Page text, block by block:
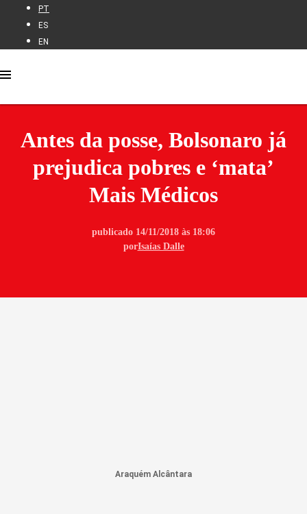
PT
ES
EN
Antes da posse, Bolsonaro já
prejudica pobres e ‘mata’
Mais Médicos
publicado 14/11/2018 às 18:06
porIsaías Dalle
Araquém Alcântara